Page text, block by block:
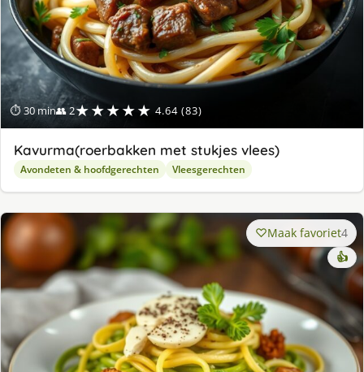
⏱ 30 min👥 2★★★★★ 4.64 (83)
Kavurma(roerbakken met stukjes vlees)
Avondeten & hoofdgerechten Vleesgerechten
Maak favoriet4
👍